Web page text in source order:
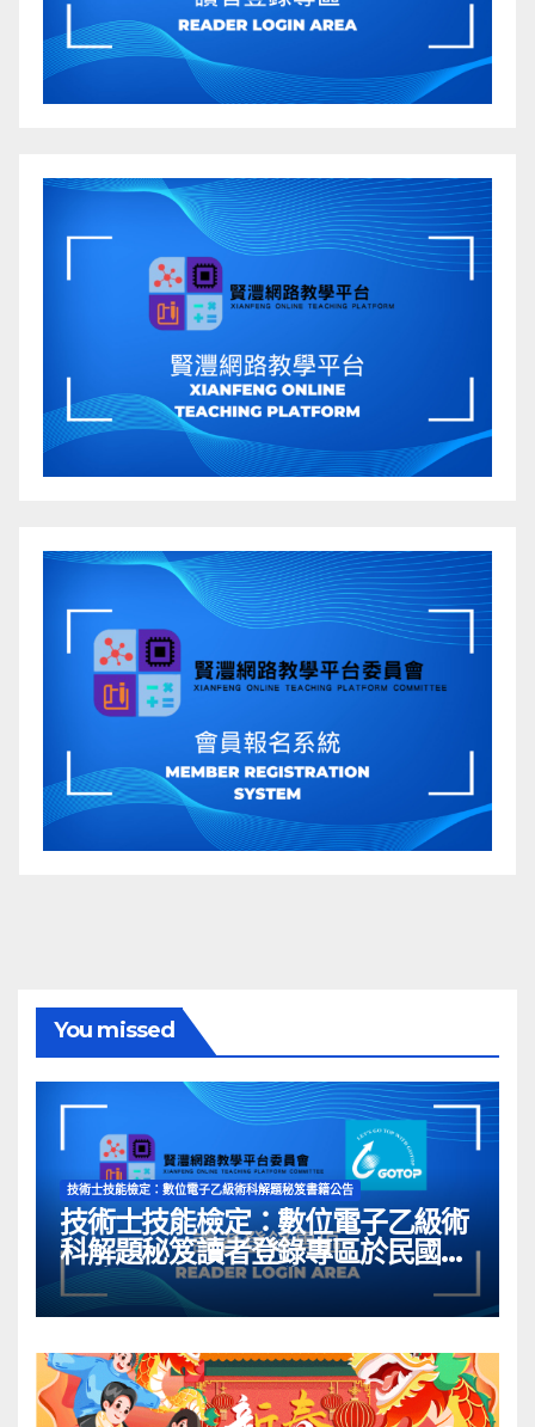
You missed
技術士技能檢定：數位電子乙級術科解題秘笈書籍公告
技術士技能檢定：數位電子乙級術
科解題秘笈讀者登錄專區於民國
113年05月03日開啟囉~